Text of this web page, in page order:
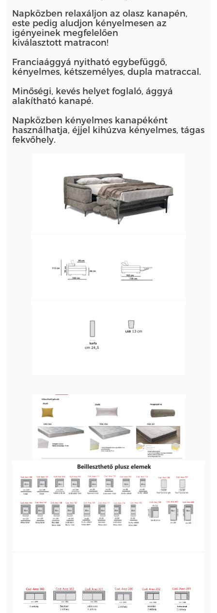
Napközben relaxáljon az olasz kanapén,
este pedig aludjon kényelmesen az
igényeinek megfelelően
kiválasztott matracon!
Franciaággyá nyitható egybefüggő,
kényelmes, kétszemélyes, dupla matraccal.
Minőségi, kevés helyet foglaló, ággyá
alakítható kanapé.
Napközben kényelmes kanapéként
használhatja, éjjel kihúzva kényelmes, tágas
fekvőhely.